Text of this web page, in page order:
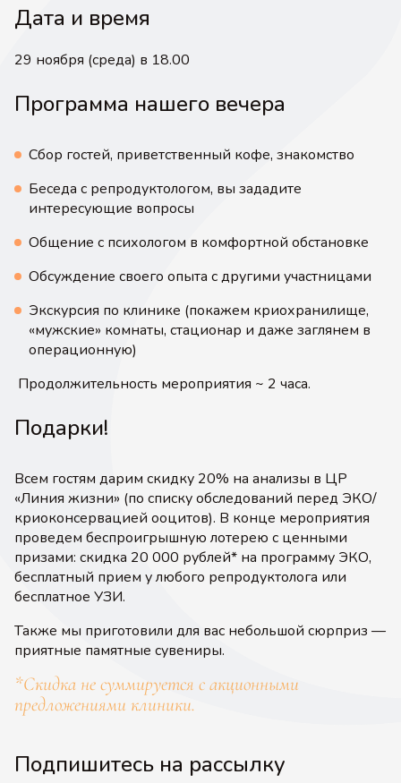
Дата и время
29 ноября (среда) в 18.00
Программа нашего вечера
Сбор гостей, приветственный кофе, знакомство
Беседа с репродуктологом, вы зададите
интересующие вопросы
Общение с психологом в комфортной обстановке
Обсуждение своего опыта с другими участницами
Экскурсия по клинике (покажем криохранилище,
«мужские» комнаты, стационар и даже заглянем в
операционную)
Продолжительность мероприятия ~ 2 часа.
Подарки!
Всем гостям дарим скидку 20% на анализы в ЦР
«Линия жизни» (по списку обследований перед ЭКО/
криоконсервацией ооцитов). В конце мероприятия
проведем беспроигрышную лотерею с ценными
призами: скидка 20 000 рублей* на программу ЭКО,
бесплатный прием у любого репродуктолога или
бесплатное УЗИ.
Также мы приготовили для вас небольшой сюрприз —
приятные памятные сувениры.
*Скидка не суммируется с акционными
предложениями клиники.
Подпишитесь на рассылку